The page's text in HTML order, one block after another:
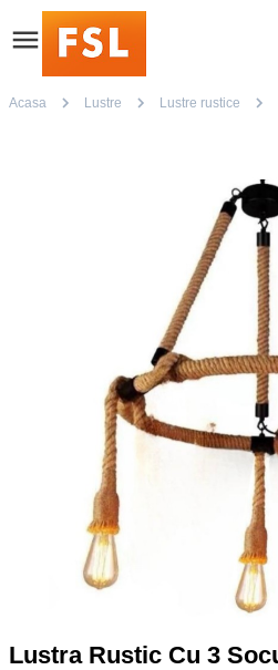
Acasa Lustre Lustre rustice
Lustra Rustic Cu 3